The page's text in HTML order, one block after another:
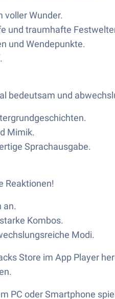
voller Wunder.
und traumhafte
und Wendepunkte.
bedeutsam und
Mimik.
Sprachausgabe.
Reaktionen!
an.
Kombos.
Modi.
Store im App Player
PC oder Smartphone